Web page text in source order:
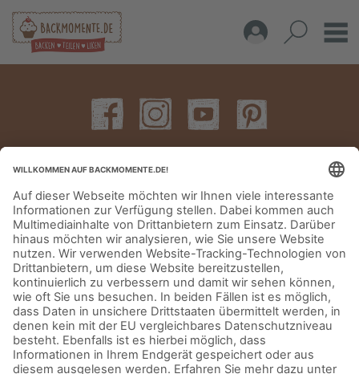
IMPRESSUM DATENSCHUTZERKLÄRUNG AGB KONTAKT
© Aurora Mühlen GmbH - Trettaustraße 49 – D-21107 Hamburg